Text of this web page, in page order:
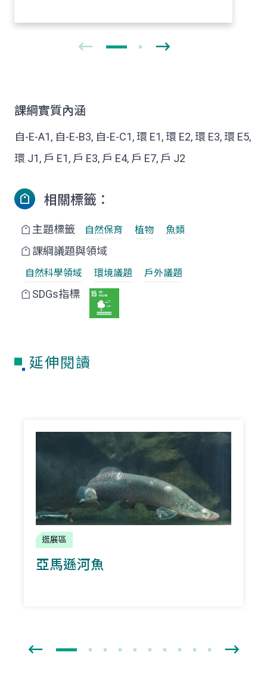
課綱實質內涵
自-E-A1, 自-E-B3, 自-E-C1, 環 E1, 環 E2, 環 E3, 環 E5,
環 J1, 戶 E1, 戶 E3, 戶 E4, 戶 E7, 戶 J2
相關標籤：
主題標籤 自然保育 植物 魚類
課綱議題與領域
自然科學領域 環境議題 戶外議題
SDGs指標
延伸閱讀
逛展區
亞馬遜河魚